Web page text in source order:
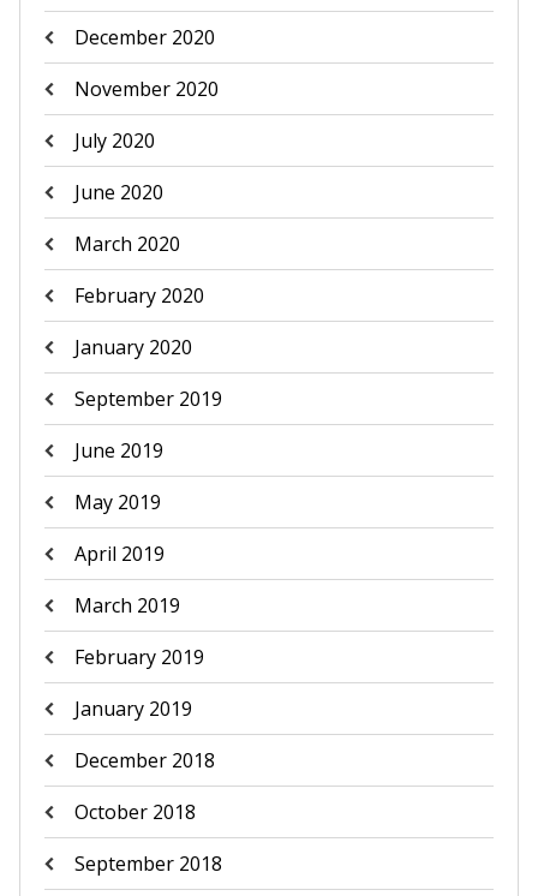
December 2020
November 2020
July 2020
June 2020
March 2020
February 2020
January 2020
September 2019
June 2019
May 2019
April 2019
March 2019
February 2019
January 2019
December 2018
October 2018
September 2018